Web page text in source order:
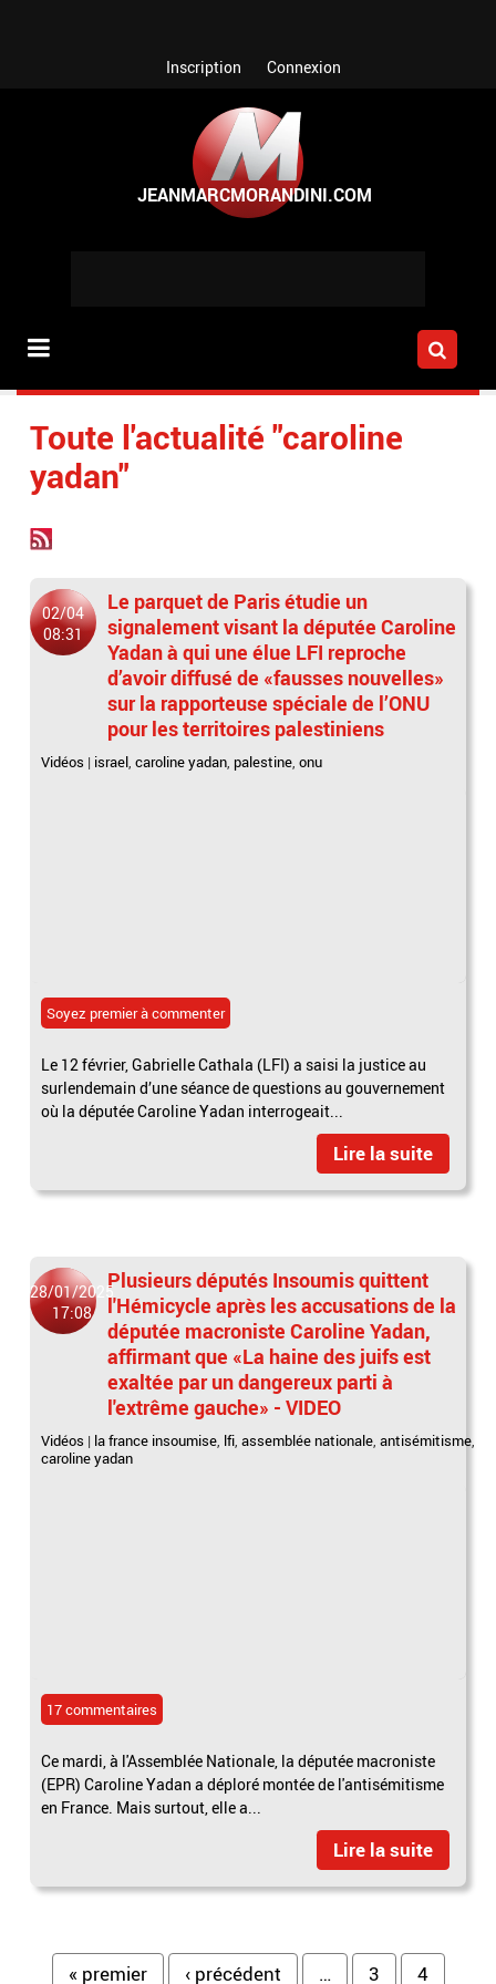
Inscription Connexion
Toute l'actualité "caroline
yadan"
02/04
08:31
Le parquet de Paris étudie un
signalement visant la députée Caroline
Yadan à qui une élue LFI reproche
d’avoir diffusé de «fausses nouvelles»
sur la rapporteuse spéciale de l’ONU
pour les territoires palestiniens
Vidéos | israel,caroline yadan, palestine,onu
Soyez premier à commenter
Le 12 février, Gabrielle Cathala (LFI) a saisi la justice au
surlendemain d’une séance de questions au gouvernement
où la députée Caroline Yadan interrogeait...
Lire la suite
28/01/2025
17:08
Plusieurs députés Insoumis quittent
l'Hémicycle après les accusations de la
députée macroniste Caroline Yadan,
affirmant que «La haine des juifs est
exaltée par un dangereux parti à
l'extrême gauche» - VIDEO
Vidéos | la france insoumise, lfi,assemblée nationale,antisémitisme,
caroline yadan
17 commentaires
Ce mardi, à l'Assemblée Nationale, la députée macroniste
(EPR) Caroline Yadan a déploré montée de l'antisémitisme
en France. Mais surtout, elle a...
Lire la suite
« premier ‹ précédent … 3 4